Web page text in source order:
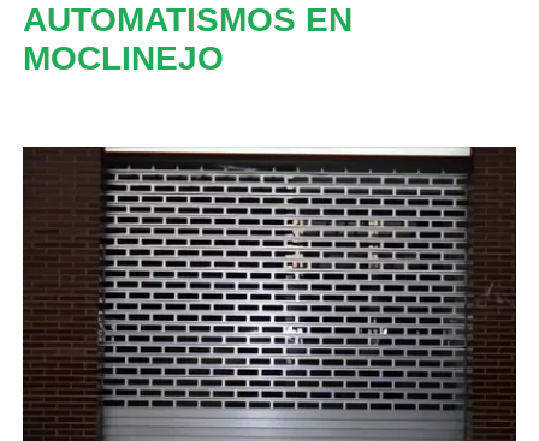
AUTOMATISMOS EN
MOCLINEJO